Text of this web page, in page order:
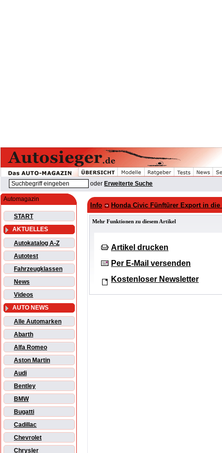
oder Erweiterte Suche
Automagazin
START
AKTUELLES
Autokatalog A-Z
Autotest
Fahrzeugklassen
News
Videos
AUTO NEWS
Alle Automarken
Abarth
Alfa Romeo
Aston Martin
Audi
Bentley
BMW
Bugatti
Cadillac
Chevrolet
Chrysler
Info Honda Civic Fünftürer Export in die
Mehr Funktionen zu diesem Artikel
Artikel drucken
Per E-Mail versenden
Kostenloser Newsletter